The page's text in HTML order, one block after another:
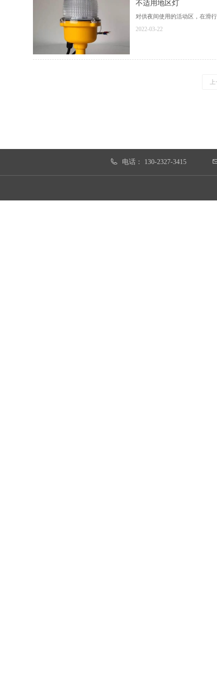
不适用地区灯
对供夜间使用的活动区，在滑
2022-03-22
电话： 130-2327-3415